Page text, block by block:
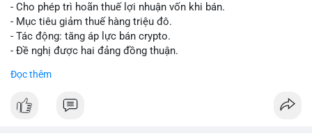
tái cơ cấu danh mục trước phiên giao dịch Âu-Mỹ. Tâm lý thị
trường có thể dao động nhẹ khi nhà đầu tư nhỏ lẻ theo dõi
động thái này.
và điểm đến của số BTC này trong 2-4 giờ tới. Nếu dòng tiền
phòng thủ. Nếu vào ví lạnh, có thể duy trì chiến lược nắm giữ
- Cho phép trì hoãn thuế lợi nhuận vốn khi bán.
- Mục tiêu giảm thuế hàng triệu đô.
- Tác động: tăng áp lực bán crypto.
- Đề nghị được hai đảng đồng thuận.
Đọc thêm